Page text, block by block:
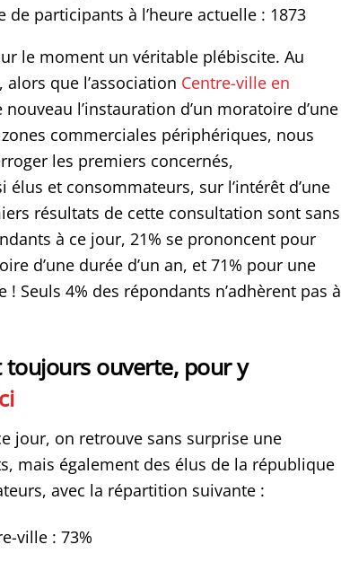
de participants à l’heure actuelle : 1873
le moment un véritable plébiscite. Au
que l’association Centre-ville en
l’instauration d’un moratoire d’une
commerciales périphériques, nous
les premiers concernés,
et consommateurs, sur l’intérêt d’une
résultats de cette consultation sont sans
à ce jour, 21% se prononcent pour
d’une durée d’un an, et 71% pour une
Seuls 4% des répondants n’adhèrent pas à
toujours ouverte, pour y
jour, on retrouve sans surprise une
mais également des élus de la république
avec la répartition suivante :
ville : 73%